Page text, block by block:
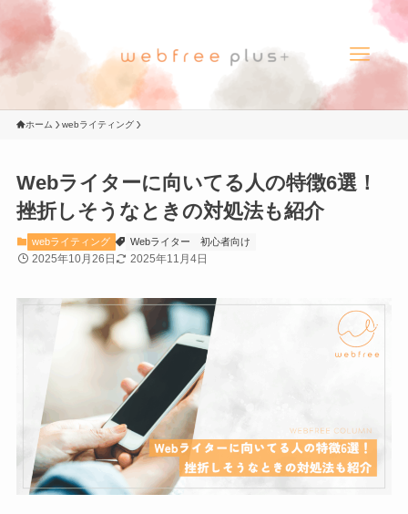
ホーム webライティング
Webライターに向いてる人の特徴6選！
挫折しそうなときの対処法も紹介
webライティング Webライター 初心者向け
2025年10月26日 2025年11月4日